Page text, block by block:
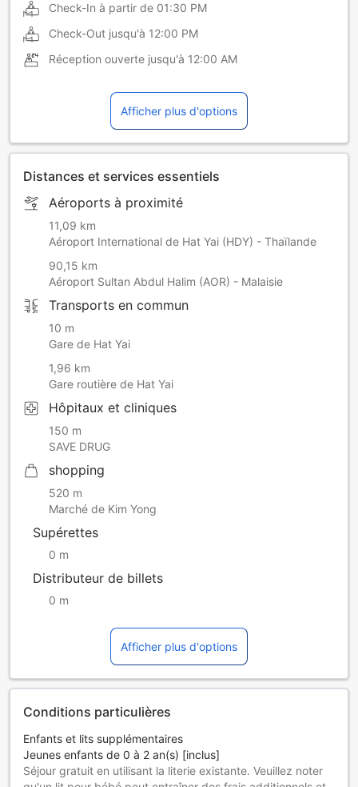
Check-In à partir de 01:30 PM
Check-Out jusqu'à 12:00 PM
Réception ouverte jusqu'à 12:00 AM
Afficher plus d'options
Distances et services essentiels
Aéroports à proximité
11,09 km
Aéroport International de Hat Yai (HDY) - Thaïlande
90,15 km
Aéroport Sultan Abdul Halim (AOR) - Malaisie
Transports en commun
10 m
Gare de Hat Yai
1,96 km
Gare routière de Hat Yai
Hôpitaux et cliniques
150 m
SAVE DRUG
shopping
520 m
Marché de Kim Yong
Supérettes
0 m
Distributeur de billets
0 m
Afficher plus d'options
Conditions particulières
Enfants et lits supplémentaires
Jeunes enfants de 0 à 2 an(s) [inclus]
Séjour gratuit en utilisant la literie existante. Veuillez noter